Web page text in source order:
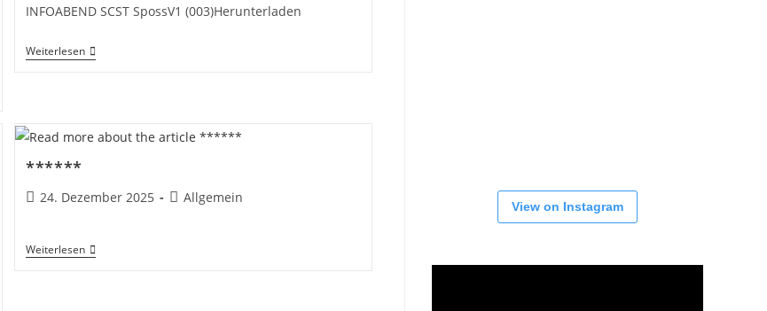
INFOABEND SCST SpossV1 (003)Herunterladen
WeiterlesenInfoabend
Zum
******
Beitrag
24. Dezember 2025
Beitrags-
Allgemein
Weiterlesen******
View on Instagram